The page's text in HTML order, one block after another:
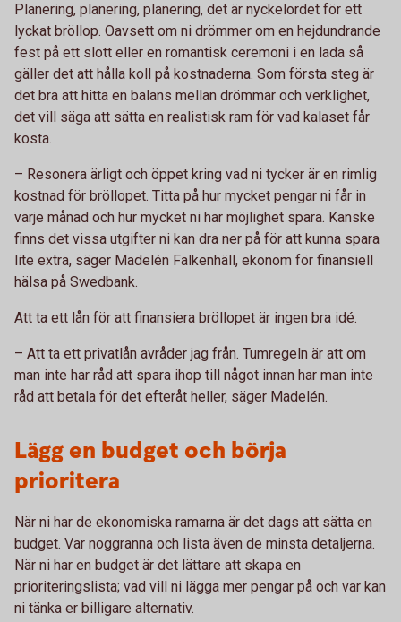
Planering, planering, planering, det är nyckelordet för ett
lyckat bröllop. Oavsett om ni drömmer om en hejdundrande
fest på ett slott eller en romantisk ceremoni i en lada så
gäller det att hålla koll på kostnaderna. Som första steg är
det bra att hitta en balans mellan drömmar och verklighet,
det vill säga att sätta en realistisk ram för vad kalaset får
kosta.
– Resonera ärligt och öppet kring vad ni tycker är en rimlig
kostnad för bröllopet. Titta på hur mycket pengar ni får in
varje månad och hur mycket ni har möjlighet spara. Kanske
finns det vissa utgifter ni kan dra ner på för att kunna spara
lite extra, säger Madelén Falkenhäll, ekonom för finansiell
hälsa på Swedbank.
Att ta ett lån för att finansiera bröllopet är ingen bra idé.
– Att ta ett privatlån avråder jag från. Tumregeln är att om
man inte har råd att spara ihop till något innan har man inte
råd att betala för det efteråt heller, säger Madelén.
Lägg en budget och börja
prioritera
När ni har de ekonomiska ramarna är det dags att sätta en
budget. Var noggranna och lista även de minsta detaljerna.
När ni har en budget är det lättare att skapa en
prioriteringslista; vad vill ni lägga mer pengar på och var kan
ni tänka er billigare alternativ.